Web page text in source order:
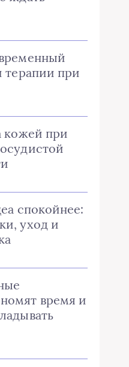
терапии при
кожей при
спокойнее:
уход и
время и